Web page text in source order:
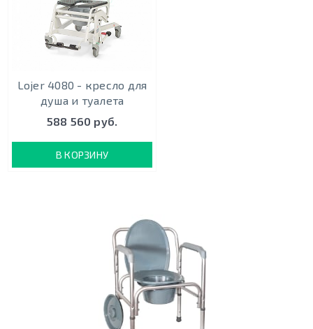
Lojer 4080 - кресло для
душа и туалета
588 560 руб.
В КОРЗИНУ